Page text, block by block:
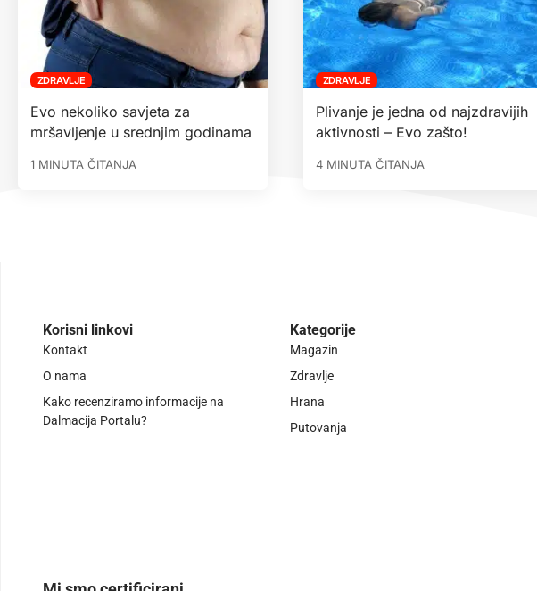
ZDRAVLJE
Evo nekoliko savjeta za
mršavljenje u srednjim godinama
1 MINUTA ČITANJA
ZDRAVLJE
Plivanje je jedna od najzdravijih
aktivnosti – Evo zašto!
4 MINUTA ČITANJA
Korisni linkovi
Kontakt
O nama
Kako recenziramo informacije na
Dalmacija Portalu?
Kategorije
Magazin
Zdravlje
Hrana
Putovanja